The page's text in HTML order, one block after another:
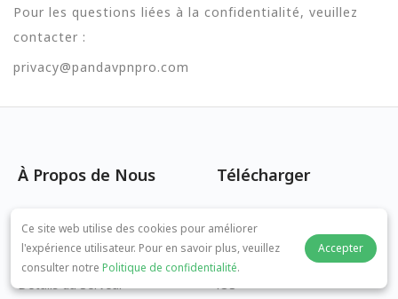
Pour les questions liées à la confidentialité, veuillez
contacter :
privacy@pandavpnpro.com
À Propos de Nous
Conditions d'Utilisation
Détails du Serveur
Télécharger
macOS
iOS
Ce site web utilise des cookies pour améliorer
l'expérience utilisateur. Pour en savoir plus, veuillez
consulter notre Politique de confidentialité.
Accepter